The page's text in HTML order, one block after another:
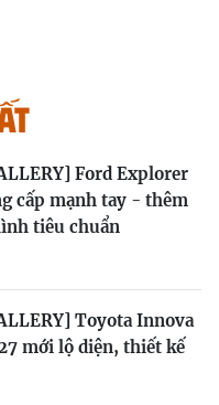
Ford Explorer
cấp mạnh tay - thêm
tiêu chuẩn
Toyota Innova
mới lộ diện, thiết kế